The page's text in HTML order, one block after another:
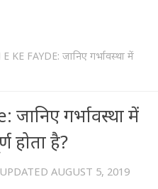
KE FAYDE: जानिए गर्भावस्था में
गर्भावस्था में
होता है?
UPDATED AUGUST 5, 2019